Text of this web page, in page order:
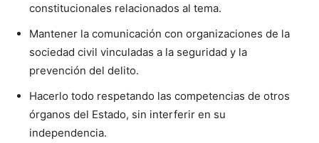
constitucionales relacionados al tema.
Mantener la comunicación con organizaciones de la
sociedad civil vinculadas a la seguridad y la
prevención del delito.
Hacerlo todo respetando las competencias de otros
órganos del Estado, sin interferir en su
independencia.